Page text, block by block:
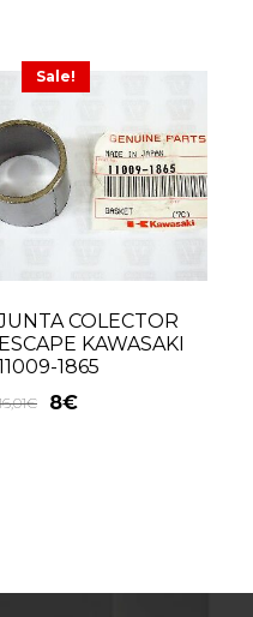
Sale!
COLECTOR
ESCAPE KAWASAKI
1865
€ 8€